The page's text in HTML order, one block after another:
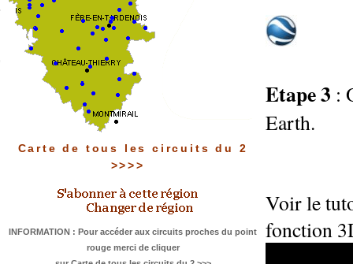
Carte de tous les circuits du 2
>>>>
INFORMATION : Pour accéder aux circuits proches du point
rouge merci de cliquer
Etape 3 :
Earth.
Voir le
fonction